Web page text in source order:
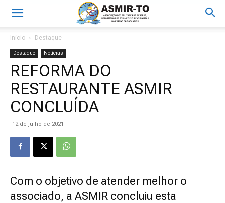
Início Destaque
Destaque Notícias
REFORMA DO
RESTAURANTE ASMIR
CONCLUÍDA
12 de julho de 2021
Com o objetivo de atender melhor o
associado, a ASMIR concluiu esta